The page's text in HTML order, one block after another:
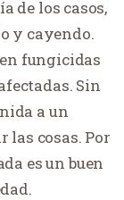
de los casos,
y cayendo.
fungicidas
Sin
a un
las cosas. Por
es un buen